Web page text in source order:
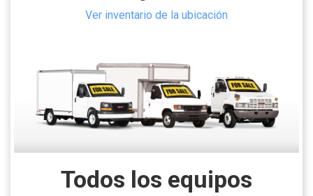
Ver inventario de la ubicación
Todos los equipos